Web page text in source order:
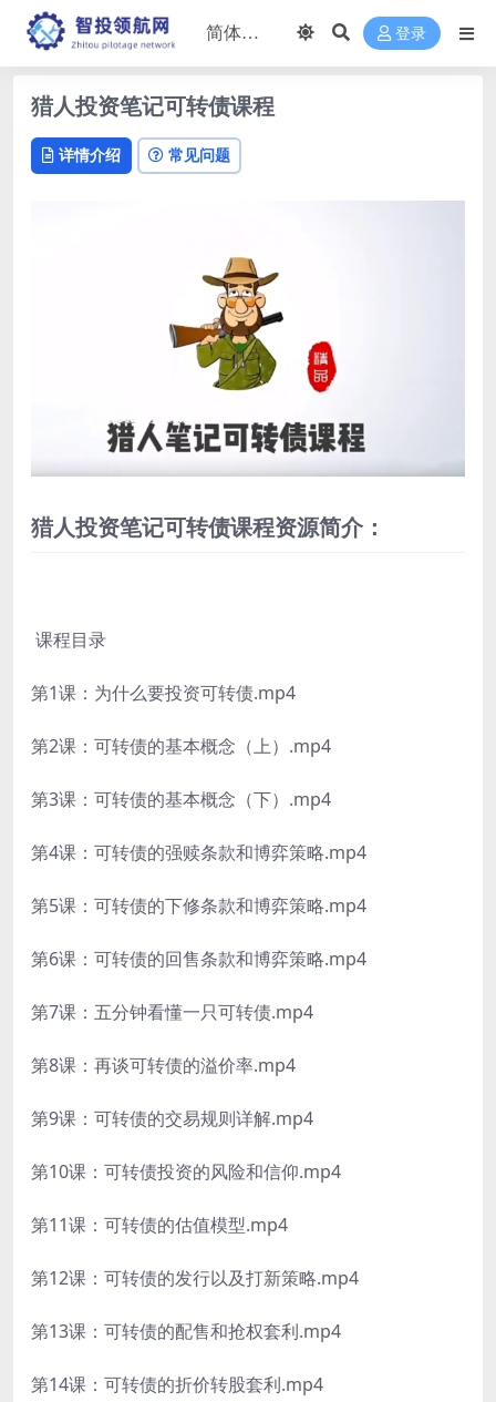
登录
猎人投资笔记可转债课程
详情介绍 常见问题
猎人投资笔记可转债课程资源简介：
课程目录
第1课：为什么要投资可转债.mp4
第2课：可转债的基本概念（上）.mp4
第3课：可转债的基本概念（下）.mp4
第4课：可转债的强赎条款和博弈策略.mp4
第5课：可转债的下修条款和博弈策略.mp4
第6课：可转债的回售条款和博弈策略.mp4
第7课：五分钟看懂一只可转债.mp4
第8课：再谈可转债的溢价率.mp4
第9课：可转债的交易规则详解.mp4
第10课：可转债投资的风险和信仰.mp4
第11课：可转债的估值模型.mp4
第12课：可转债的发行以及打新策略.mp4
第13课：可转债的配售和抢权套利.mp4
第14课：可转债的折价转股套利.mp4